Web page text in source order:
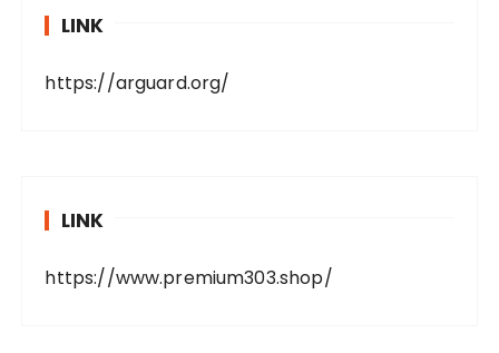
LINK
https://arguard.org/
LINK
https://www.premium303.shop/